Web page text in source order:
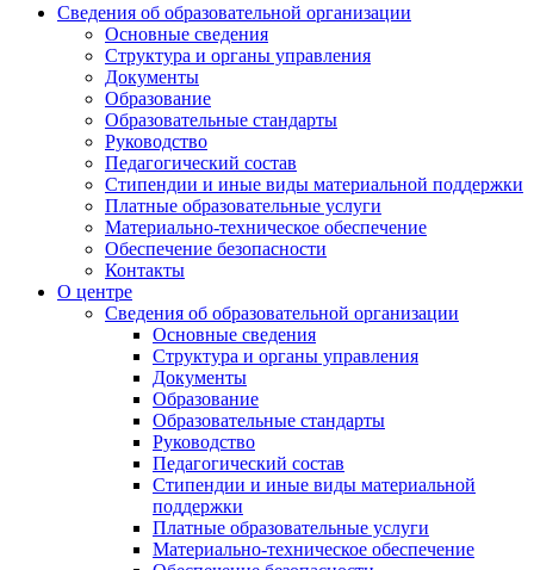
Сведения об образовательной организации
Основные сведения
Структура и органы управления
Документы
Образование
Образовательные стандарты
Руководство
Педагогический состав
Стипендии и иные виды материальной поддержки
Платные образовательные услуги
Материально-техническое обеспечение
Обеспечение безопасности
Контакты
О центре
Сведения об образовательной организации
Основные сведения
Структура и органы управления
Документы
Образование
Образовательные стандарты
Руководство
Педагогический состав
Стипендии и иные виды материальной
поддержки
Платные образовательные услуги
Материально-техническое обеспечение